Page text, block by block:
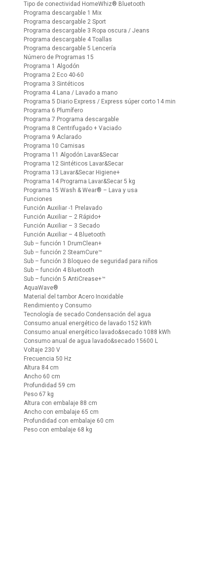
Tipo de conectividad HomeWhiz® Bluetooth
Programa descargable 1 Mix
Programa descargable 2 Sport
Programa descargable 3 Ropa oscura / Jeans
Programa descargable 4 Toallas
Programa descargable 5 Lencería
Número de Programas 15
Programa 1 Algodón
Programa 2 Eco 40-60
Programa 3 Sintéticos
Programa 4 Lana / Lavado a mano
Programa 5 Diario Express / Express súper corto 14 min
Programa 6 Plumífero
Programa 7 Programa descargable
Programa 8 Centrifugado + Vaciado
Programa 9 Aclarado
Programa 10 Camisas
Programa 11 Algodón Lavar&Secar
Programa 12 Sintéticos Lavar&Secar
Programa 13 Lavar&Secar Higiene+
Programa 14 Programa Lavar&Secar 5 kg
Programa 15 Wash & Wear® – Lava y usa
Funciones
Función Auxiliar -1 Prelavado
Función Auxiliar – 2 Rápido+
Función Auxiliar – 3 Secado
Función Auxiliar – 4 Bluetooth
Sub – función 1 DrumClean+
Sub – función 2 SteamCure™
Sub – función 3 Bloqueo de seguridad para niños
Sub – función 4 Bluetooth
Sub – función 5 AntiCrease+™
AquaWave®
Material del tambor Acero Inoxidable
Rendimiento y Consumo
Tecnología de secado Condensación del agua
Consumo anual energético de lavado 152 kWh
Consumo anual energético lavado&secado 1088 kWh
Consumo anual de agua lavado&secado 15600 L
Voltaje 230 V
Frecuencia 50 Hz
Altura 84 cm
Ancho 60 cm
Profundidad 59 cm
Peso 67 kg
Altura con embalaje 88 cm
Ancho con embalaje 65 cm
Profundidad con embalaje 60 cm
Peso con embalaje 68 kg